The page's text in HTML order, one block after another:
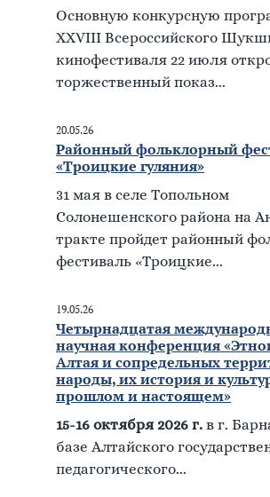
Основную конкурсную
XXVIII Всероссийского
кинофестиваля 22 июля
торжественный показ...
20.05.26
Районный фольклорный
«Троицкие гуляния»
31 мая в селе Топольном
Солонешенского района на
тракте пройдет районный
фестиваль «Троицкие...
19.05.26
Четырнадцатая
научная конференция
Алтая и сопредельных
народы, их история и
прошлом и настоящем»
15-16 октября 2026 г. в г.
базе Алтайского
педагогического...